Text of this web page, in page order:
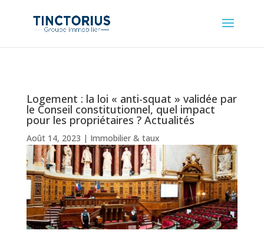
Logement : la loi « anti-squat » validée par
le Conseil constitutionnel, quel impact
pour les propriétaires ? Actualités
Août 14, 2023 | Immobilier & taux